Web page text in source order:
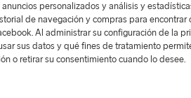
€6.50
personalizados y análisis y
de navegación y compras para encontrar
Al administrar su configuración de la
sus datos y qué fines de tratamiento
o retirar su consentimiento cuando lo desee.